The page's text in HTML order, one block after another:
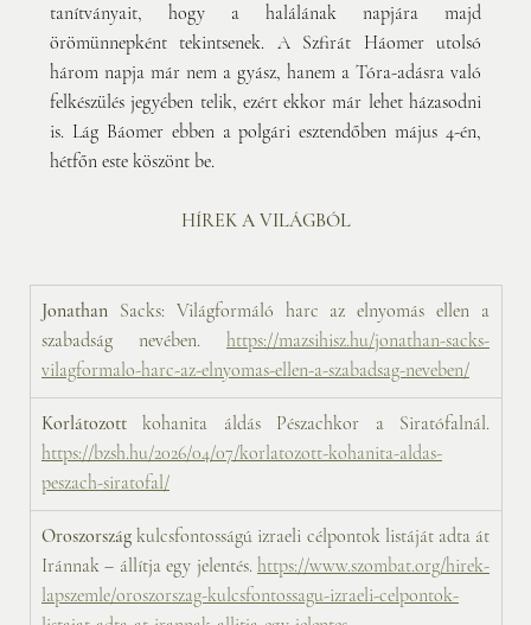
tanítványait, hogy a halálának napjára majd
örömünnepként tekintsenek. A Szfirát Háomer utolsó
három napja már nem a gyász, hanem a Tóra-adásra való
felkészülés jegyében telik, ezért ekkor már lehet házasodni
is. Lág Báomer ebben a polgári esztendőben május 4-én,
hétfőn este köszönt be.
HÍREK A VILÁGBÓL
Jonathan Sacks: Világformáló harc az elnyomás ellen a
szabadság nevében. https://mazsihisz.hu/jonathan-sacks-
vilagformalo-harc-az-elnyomas-ellen-a-szabadsag-neveben/
Korlátozott
https://bzsh.hu/2026/04/07/korlatozott-kohanita-aldas-
peszach-siratofal/
Oroszország kulcsfontosságú izraeli célpontok listáját adta át
Iránnak – állítja egy jelentés. https://www.szombat.org/hirek-
lapszemle/oroszorszag-kulcsfontossagu-izraeli-celpontok-